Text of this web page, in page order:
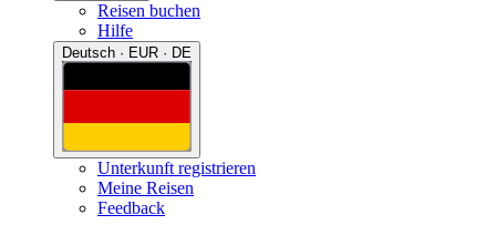
Reisen buchen
Hilfe
Deutsch · EUR · DE
Unterkunft registrieren
Meine Reisen
Feedback